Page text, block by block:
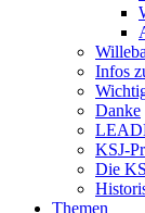
Infos
Danke
KSJ-
Die
Themen